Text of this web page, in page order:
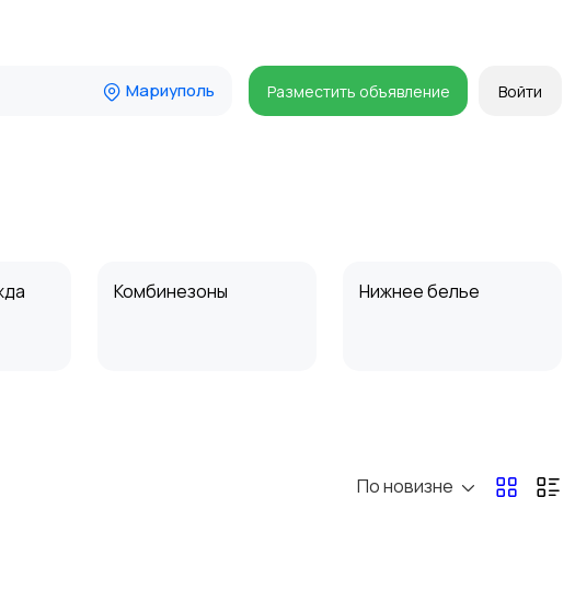
Мариуполь Разместить объявление Войти
Комбинезоны Нижнее белье
По новизне